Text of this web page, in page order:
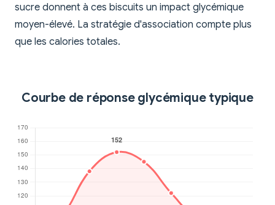
sucre donnent à ces biscuits un impact glycémique
moyen-élevé. La stratégie d'association compte plus
que les calories totales.
Courbe de réponse glycémique typique